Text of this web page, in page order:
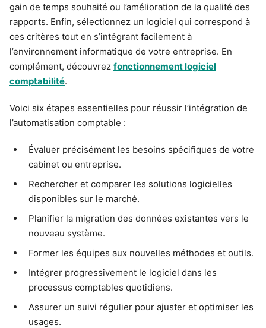
gain de temps souhaité ou l’amélioration de la qualité des
rapports. Enfin, sélectionnez un logiciel qui correspond à
ces critères tout en s’intégrant facilement à
l’environnement informatique de votre entreprise. En
complément, découvrez fonctionnement logiciel
comptabilité.
Voici six étapes essentielles pour réussir l’intégration de
l’automatisation comptable :
Évaluer précisément les besoins spécifiques de votre
cabinet ou entreprise.
Rechercher et comparer les solutions logicielles
disponibles sur le marché.
Planifier la migration des données existantes vers le
nouveau système.
Former les équipes aux nouvelles méthodes et outils.
Intégrer progressivement le logiciel dans les
processus comptables quotidiens.
Assurer un suivi régulier pour ajuster et optimiser les
usages.